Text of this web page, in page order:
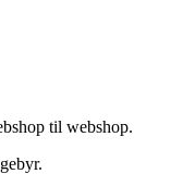
til webshop.